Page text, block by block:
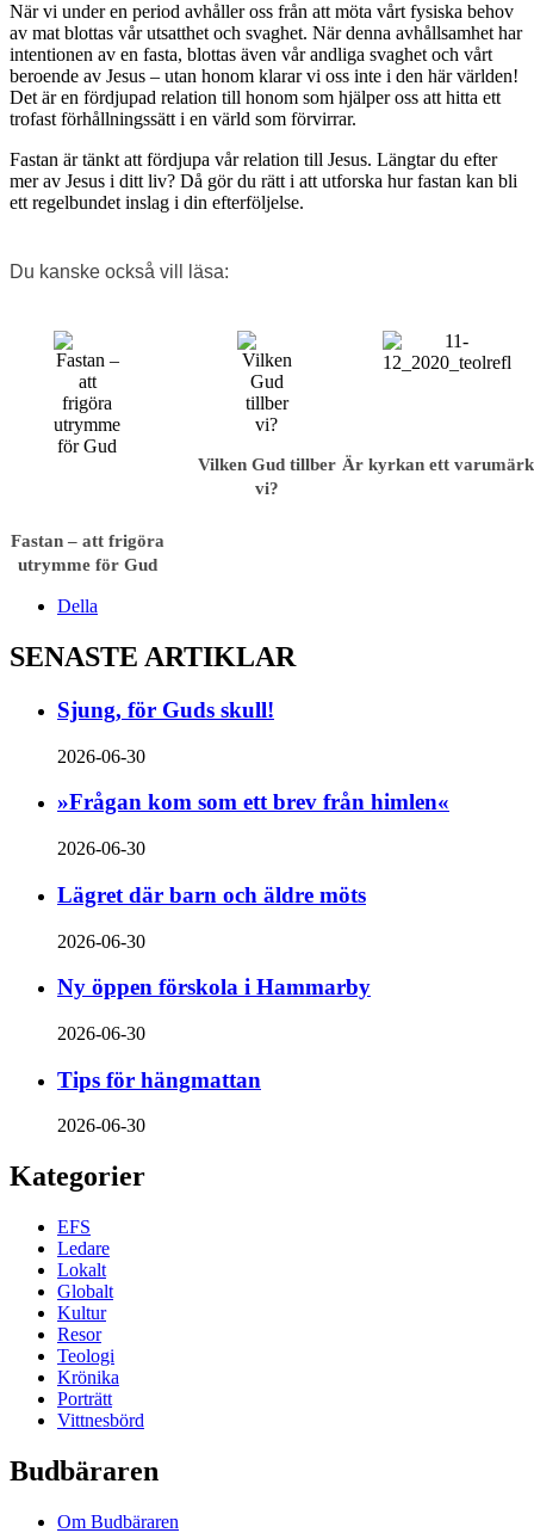
När vi under en period avhåller oss från att möta vårt fysiska behov
av mat blottas vår utsatthet och svaghet. När denna avhållsamhet har
intentionen av en fasta, blottas även vår andliga svaghet och vårt
beroende av Jesus – utan honom klarar vi oss inte i den här världen!
Det är en fördjupad relation till honom som hjälper oss att hitta ett
trofast förhållningssätt i en värld som förvirrar.
Fastan är tänkt att fördjupa vår relation till Jesus. Längtar du efter
mer av Jesus i ditt liv? Då gör du rätt i att utforska hur fastan kan bli
ett regelbundet inslag i din efterföljelse.
Du kanske också vill läsa:
Fastan – att frigöra
utrymme för Gud
Vilken Gud tillber
vi?
Är kyrkan ett
Della
SENASTE ARTIKLAR
Sjung, för Guds skull!
2026-06-30
»Frågan kom som ett brev från himlen«
2026-06-30
Lägret där barn och äldre möts
2026-06-30
Ny öppen förskola i Hammarby
2026-06-30
Tips för hängmattan
2026-06-30
Kategorier
EFS
Ledare
Lokalt
Globalt
Kultur
Resor
Teologi
Krönika
Porträtt
Vittnesbörd
Budbäraren
Om Budbäraren